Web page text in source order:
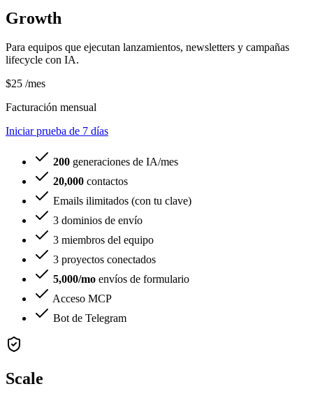
Growth
Para equipos que ejecutan lanzamientos, newsletters y campañas
lifecycle con IA.
$25 /mes
Facturación mensual
Iniciar prueba de 7 días
200 generaciones de IA/mes
20,000 contactos
Emails ilimitados (con tu clave)
3 dominios de envío
3 miembros del equipo
3 proyectos conectados
5,000/mo envíos de formulario
Acceso MCP
Bot de Telegram
Scale